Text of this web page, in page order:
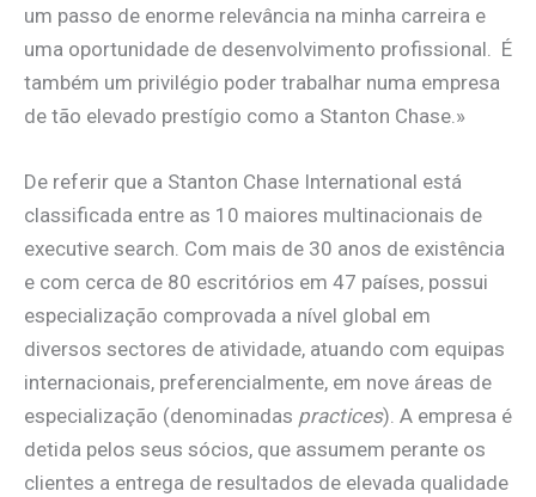
um passo de enorme relevância na minha carreira e
uma oportunidade de desenvolvimento profissional. É
também um privilégio poder trabalhar numa empresa
de tão elevado prestígio como a Stanton Chase.»
De referir que a Stanton Chase International está
classificada entre as 10 maiores multinacionais de
executive search. Com mais de 30 anos de existência
e com cerca de 80 escritórios em 47 países, possui
especialização comprovada a nível global em
diversos sectores de atividade, atuando com equipas
internacionais, preferencialmente, em nove áreas de
especialização (denominadas practices). A empresa é
detida pelos seus sócios, que assumem perante os
clientes a entrega de resultados de elevada qualidade